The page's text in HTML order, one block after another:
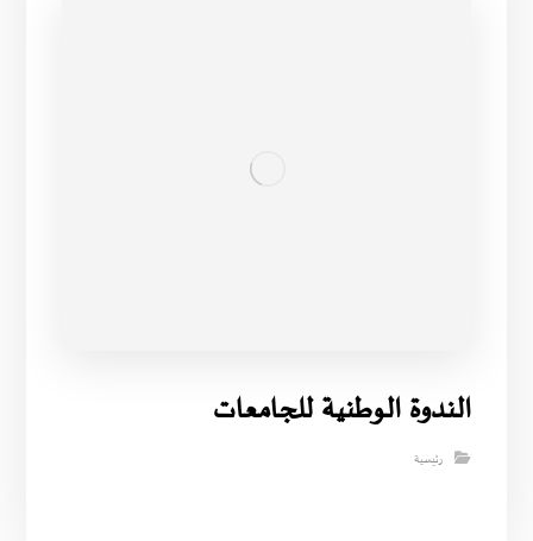
الندوة الوطنية للجامعات
رئيسية